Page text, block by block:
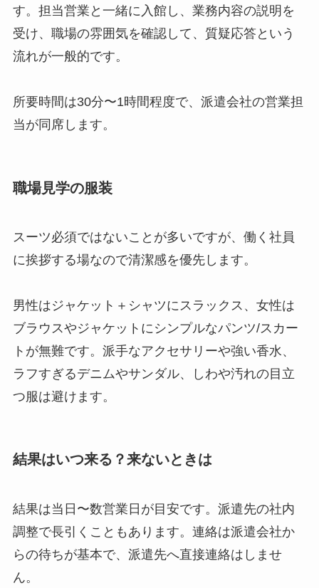
す。担当営業と一緒に入館し、業務内容の説明を
受け、職場の雰囲気を確認して、質疑応答という
流れが一般的です。
所要時間は30分〜1時間程度で、派遣会社の営業担
当が同席します。
職場見学の服装
スーツ必須ではないことが多いですが、働く社員
に挨拶する場なので清潔感を優先します。
男性はジャケット＋シャツにスラックス、女性は
ブラウスやジャケットにシンプルなパンツ/スカー
トが無難です。派手なアクセサリーや強い香水、
ラフすぎるデニムやサンダル、しわや汚れの目立
つ服は避けます。
結果はいつ来る？来ないときは
結果は当日〜数営業日が目安です。派遣先の社内
調整で長引くこともあります。連絡は派遣会社か
らの待ちが基本で、派遣先へ直接連絡はしませ
ん。